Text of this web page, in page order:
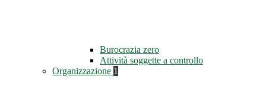
Burocrazia zero
Attività soggette a controllo
Organizzazione 1